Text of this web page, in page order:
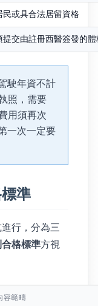
或具合法居留資格
交由註冊西醫簽發的
駛年資不計
照，需要
用須再次
一次一定要
準
行，分為三
格標準方視
容範疇